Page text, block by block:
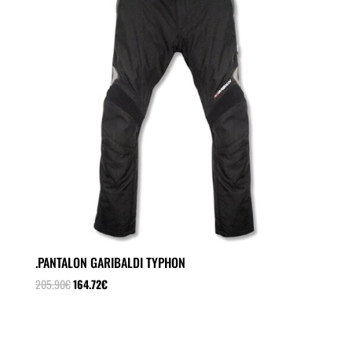
.PANTALON GARIBALDI TYPHON
205.90€El
164.72€El